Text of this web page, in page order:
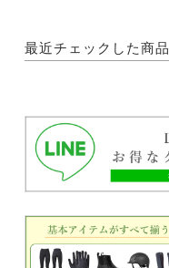
最近チェックした商品